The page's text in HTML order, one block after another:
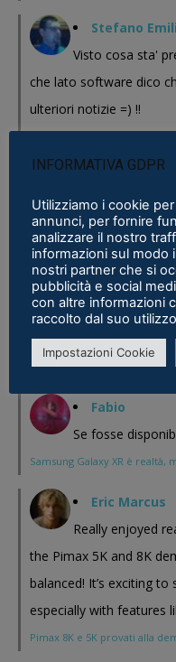
Stefano
Visto cosa sta'
che lato software dico
ulteriori notizie =) !!
massimo · 5 March 2026
Stefano
Vediamo cosa
for Dream al CES 2026
magari Pico se ne esce
sostanza i prodotti
Meta Phoenix: Trovato
Quest - VR ITALIA·25
Fabio
Se fosse
Samsung Galaxy XR è realtà,
Eric Marcus
Really enjoyed
the Pimax 5K and 8K
balanced! It’s exciting
especially with features
Pimax 8K e 5K provati alla
INFORMATIVA GDPR
Utilizziamo i cookie
annunci, per fornire
analizzare il nostro
informazioni sul modo
nostri partner che si
pubblicità e social
con altre informazioni
raccolto dal suo
Impostazioni Cookie